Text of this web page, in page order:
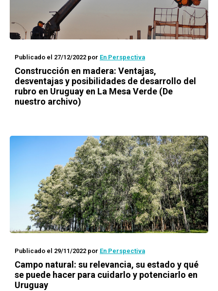
Publicado el 27/12/2022 por En Perspectiva
Construcción en madera: Ventajas,
desventajas y posibilidades de desarrollo del
rubro en Uruguay en La Mesa Verde (De
nuestro archivo)
Publicado el 29/11/2022 por En Perspectiva
Campo natural: su relevancia, su estado y qué
se puede hacer para cuidarlo y potenciarlo en
Uruguay